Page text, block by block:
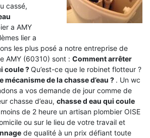
cassé,
a AMY
lier a
les plus posé a notre entreprise de
AMY (60310) sont : Comment arrêter
coule ?Qu’est-ce que le robinet flotteur ?
de la chasse d’eau ? . Un wc
a vos demande de jour comme de
chasse d’eau, chasse d eau qui coule
moins de 2 heure un artisan plombier OISE
ou sur le lieu de votre travail et
de qualité à un prix défiant toute